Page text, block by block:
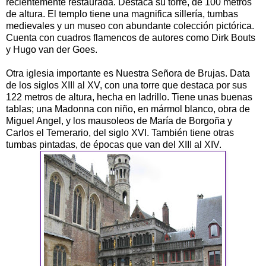
de altura. El templo tiene una magnifica sillería, tumbas
medievales y un museo con abundante colección pictórica.
Cuenta con cuadros flamencos de autores como Dirk Bouts
y Hugo van der Goes.
Otra iglesia importante es Nuestra Señora de Brujas. Data
de los siglos XIII al XV, con una torre que destaca por sus
122 metros de altura, hecha en ladrillo. Tiene unas buenas
tablas; una Madonna con niño, en mármol blanco, obra de
Miguel Angel, y los mausoleos de María de Borgoña y
Carlos el Temerario, del siglo XVI. También tiene otras
tumbas pintadas, de épocas que van del XIII al XIV.